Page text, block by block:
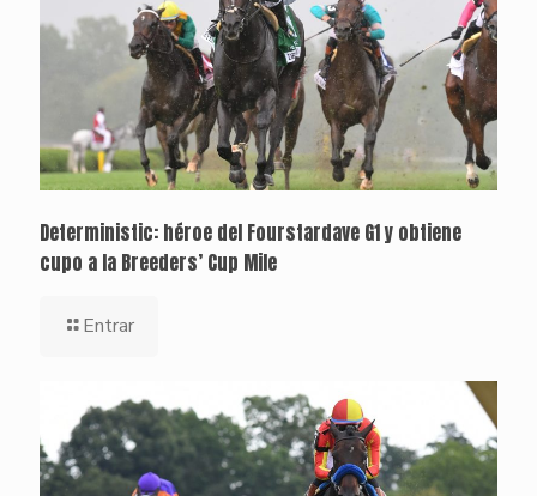
Deterministic: héroe del Fourstardave G1 y obtiene
cupo a la Breeders’ Cup Mile
Entrar